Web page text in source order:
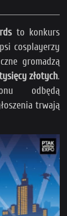
to konkurs
cosplayerzy
gromadzą
złotych.
odbędą
trwają